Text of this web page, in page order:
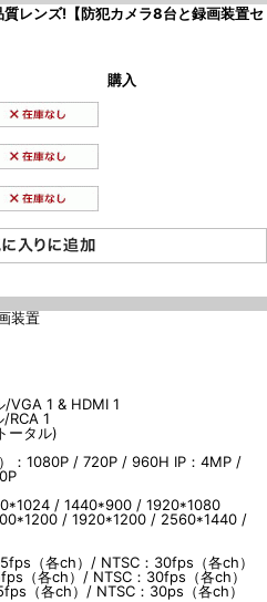
レンズ!【防犯カメラ8台と録画装置セ
購入
装置
/VGA 1 & HDMI 1
RCA 1
ータル)
：1080P / 720P / 960H IP：4MP /
/ 1440*900 / 1920*1080
/ 1920*1200 / 2560*1440 /
（各ch）/ NTSC：30fps（各ch）
（各ch）/ NTSC：30fps（各ch）
（各ch）/ NTSC：30ps（各ch）